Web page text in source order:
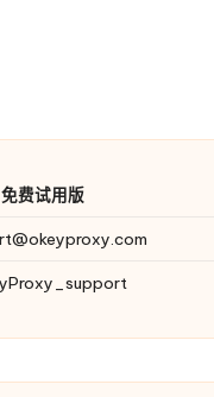
费试用版